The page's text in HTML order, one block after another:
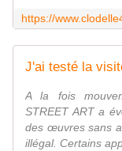
A la fois
STREET ART a
des œuvres sans
illégal. Certains